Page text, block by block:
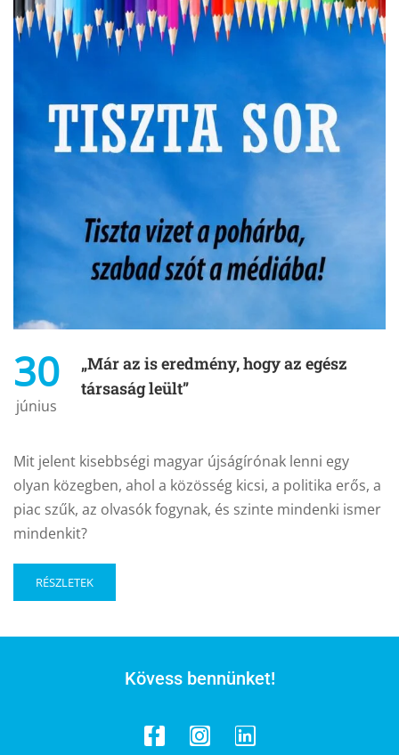
30
június
„Már az is eredmény, hogy az egész
társaság leült”
Mit jelent kisebbségi magyar újságírónak lenni egy
olyan közegben, ahol a közösség kicsi, a politika erős, a
piac szűk, az olvasók fogynak, és szinte mindenki ismer
mindenkit?
RÉSZLETEK
Kövess bennünket!